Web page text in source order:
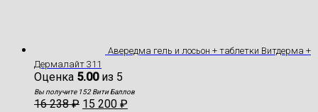
Авередма гель и лосьон + таблетки Витдерма +
Дермалайт 311
Оценка 5.00из 5
Вы получите 152 Вити Баллов
16 238₽ 15 200 ₽